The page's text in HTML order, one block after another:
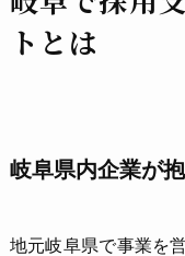
トとは
岐阜県内企業が
地元岐阜県で事業を